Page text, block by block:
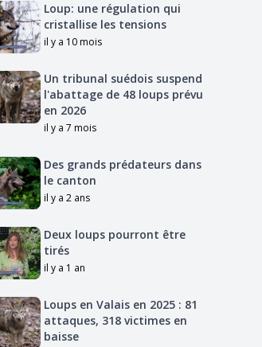
Loup: une régulation qui
cristallise les tensions
il y a 10 mois
Un tribunal suédois suspend
l'abattage de 48 loups prévu
en 2026
il y a 7 mois
Des grands prédateurs dans
le canton
il y a 2 ans
Deux loups pourront être
tirés
il y a 1 an
Loups en Valais en 2025 : 81
attaques, 318 victimes en
baisse